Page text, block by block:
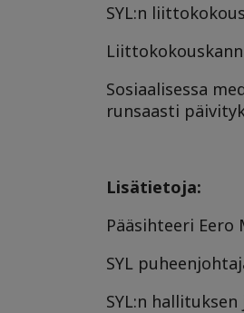
SYL:n
Sosiaalisessa
runsaasti
Lisätietoja:
Pääsihteeri Eero
SYL
SYL:n hallituksen